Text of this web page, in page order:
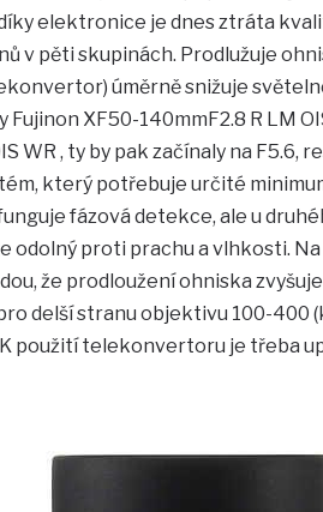
elektronice je dnes ztráta
v pěti skupinách. Prodlužuje
úměrně snižuje
XF50-140mmF2.8 R LM
WR , ty by pak začínaly na F5.6,
který potřebuje určité
fázová detekce, ale u
odolný proti prachu a vlhkosti.
že prodloužení ohniska
delší stranu objektivu 100-400
použití telekonvertoru je třeba